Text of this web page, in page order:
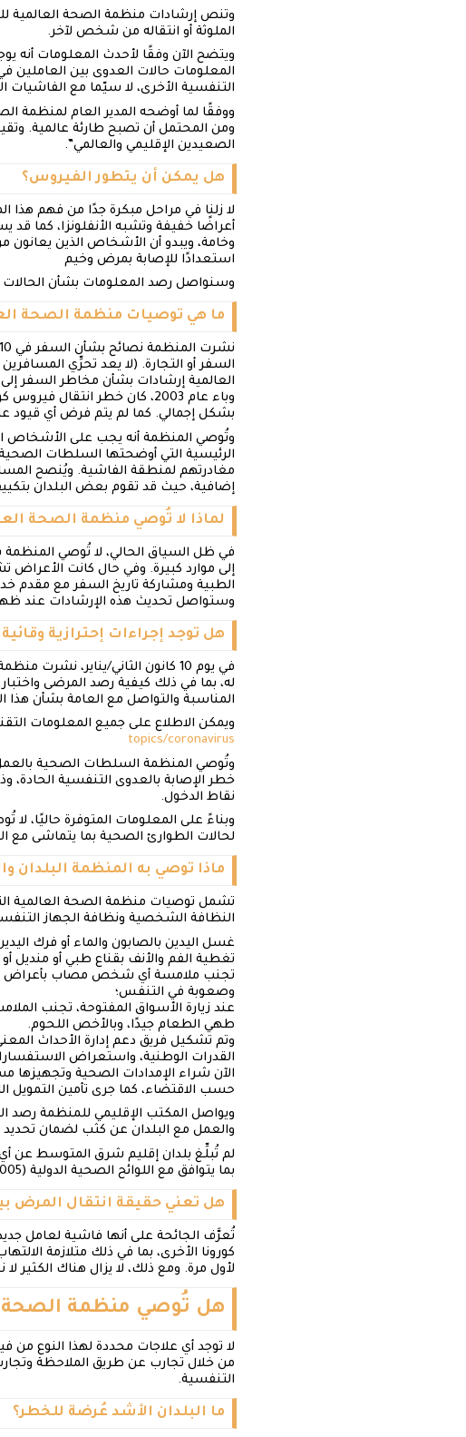
وتنص إرشادات منظمة الصحة العالمية
الملوثة أو انتقاله من شخص لآخر.
ويتضح الآن وفقًا لأحدث المعلومات أنه
المعلومات حالات العدوى بين العاملين
التنفسية الأخرى، لا سيّما مع الفاشيات
ووفقًا لما أوضحه المدير العام لمنظمة
ومن المحتمل أن تصبح طارئة عالمية.
الصعيدين الإقليمي والعالمي”.
هل يمكن أن يتطور الفيروس؟
لا زلنا في مراحل مبكرة جدًا من فهم هذا
أعراضًا خفيفة وتشبه الأنفلونزا، كما
وخامة، ويبدو أن الأشخاص الذين يعانون
استعدادًا للإصابة بمرض وخيم
وسنواصل رصد المعلومات بشأن الحالات
ما هي توصيات منظمة الصحة
السفر أو التجارة. (لا يعد تحرِّي
العالمية إرشادات بشأن مخاطر السفر
وباء عام 2003، كان خطر
بشكل إجمالي. كما لم يتم فرض أي قيود
وتُوصي المنظمة أنه يجب على الأشخاص
الرئيسية التي أوضحتها السلطات
مغادرتهم لمنطقة الفاشية. ويُنصح
إضافية، حيث قد تقوم بعض البلدان
لماذا لا تُوصي منظمة الصحة
في ظل السياق الحالي، لا تُوصي المنظمة
إلى موارد كبيرة. وفي حال كانت الأعراض
الطبية ومشاركة تاريخ السفر مع مقدم
وستواصل تحديث هذه الإرشادات عند
هل توجد إجراءات إحترازية
في يوم 10 كانون الثاني/يناير،
له، بما في ذلك كيفية رصد المرضى
المناسبة والتواصل مع العامة بشأن هذا
ويمكن الاطلاع على جميع المعلومات
topics/coronavirus
وتُوصي المنظمة السلطات الصحية
خطر الإصابة بالعدوى التنفسية
نقاط الدخول.
وبناءً على المعلومات المتوفرة حاليًا،
لحالات الطوارئ الصحية بما يتماشى مع
ماذا توصي به المنظمة البلدان
تشمل توصيات منظمة الصحة العالمية
النظافة الشخصية ونظافة الجهاز
غسل اليدين بالصابون والماء أو فرك
تغطية الفم والأنف بقناع طبي أو منديل
تجنب ملامسة أي شخص مصاب بأعراض زكام
وصعوبة في التنفس؛
عند زيارة الأسواق المفتوحة، تجنب
طهي الطعام جيدًا، وبالأخص اللحوم.
وتم تشكيل فريق دعم إدارة الأحداث
القدرات الوطنية، واستعراض
الآن شراء الإمدادات الصحية وتجهيزها
حسب الاقتضاء، كما جرى تأمين التمويل
ويواصل المكتب الإقليمي للمنظمة رصد
والعمل مع البلدان عن كثب لضمان
لم تُبلِّغ بلدان إقليم شرق المتوسط عن
بما يتوافق مع اللوائح الصحية الدولية (2005)، وأصدرت إرشادات تقنية عن كيفية القيام بذلك.
هل تعني حقيقة انتقال المرض
تُعرَّف الجائحة على أنها فاشية لعامل
كورونا الأخرى، بما في ذلك متلازمة
لأول مرة. ومع ذلك، لا يزال هناك
هل تُوصي منظمة الصحة
لا توجد أي علاجات محددة لهذا النوع من
من خلال تجارب عن طريق الملاحظة
التنفسية.
ما البلدان الأشد عُرضة للخطر؟